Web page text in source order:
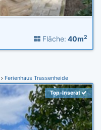
Fläche: 40m2
Ferienhaus Trassenheide
Top-Inserat